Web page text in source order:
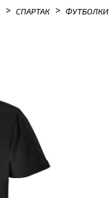
> СПАРТАК > ФУТБОЛКИ